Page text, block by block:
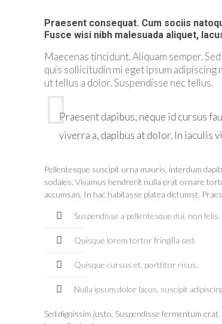
Praesent consequat. Cum sociis
Fusce wisi nibh malesuada aliquet,
Maecenas tincidunt. Aliquam semper.
quis sollicitudin mi eget ipsum
ut tellus a dolor. Suspendisse nec tellus.
Praesent dapibus, neque id cursus
viverra a, dapibus at dolor. In iaculis
Pellentesque suscipit urna mauris, interdum
sodales. Vivamus hendrerit nulla erat ornare
accumsan. In hac habitasse platea dictumst.
Suspendisse a pellentesque dui, non felis.
Quisque lorem tortor fringilla sed.
Quisque cursus et, porttitor risus.
Nulla ipsum dolor lacus, suscipit
Sed dignissim justo. Suspendisse fermentum